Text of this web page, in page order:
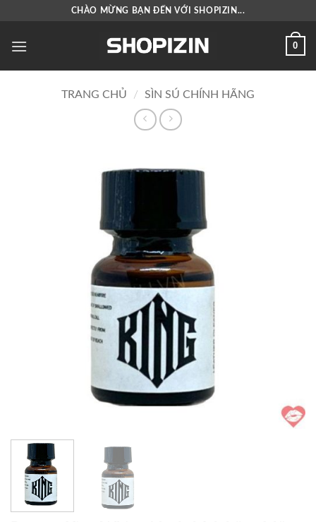
nội
CHÀO MỪNG BẠN ĐẾN VỚI SHOPIZIN...
0
TRANG CHỦ / SÌN SÚ CHÍNH HÃNG